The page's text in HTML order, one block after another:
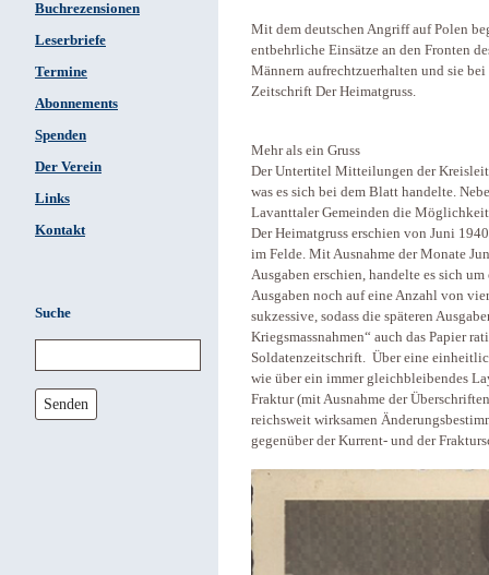
Buchrezensionen
Leserbriefe
Termine
Abonnements
Spenden
Der Verein
Links
Kontakt
Suche
Senden
Mit dem deutschen Angriff auf Polen
entbehrliche Einsätze an den Fronten
Männern aufrechtzuerhalten und sie
Zeitschrift Der Heimatgruss.
Mehr als ein Gruss
Der Untertitel Mitteilungen der
was es sich bei dem Blatt handelte.
Lavanttaler Gemeinden die
Der Heimatgruss erschien von Juni
im Felde. Mit Ausnahme der Monate
Ausgaben erschien, handelte es sich
Ausgaben noch auf eine Anzahl von
sukzessive, sodass die späteren
Kriegsmassnahmen“ auch das Papier
Soldatenzeitschrift. Über eine
wie über ein immer gleichbleibendes
Fraktur (mit Ausnahme der
reichsweit wirksamen
gegenüber der Kurrent- und der